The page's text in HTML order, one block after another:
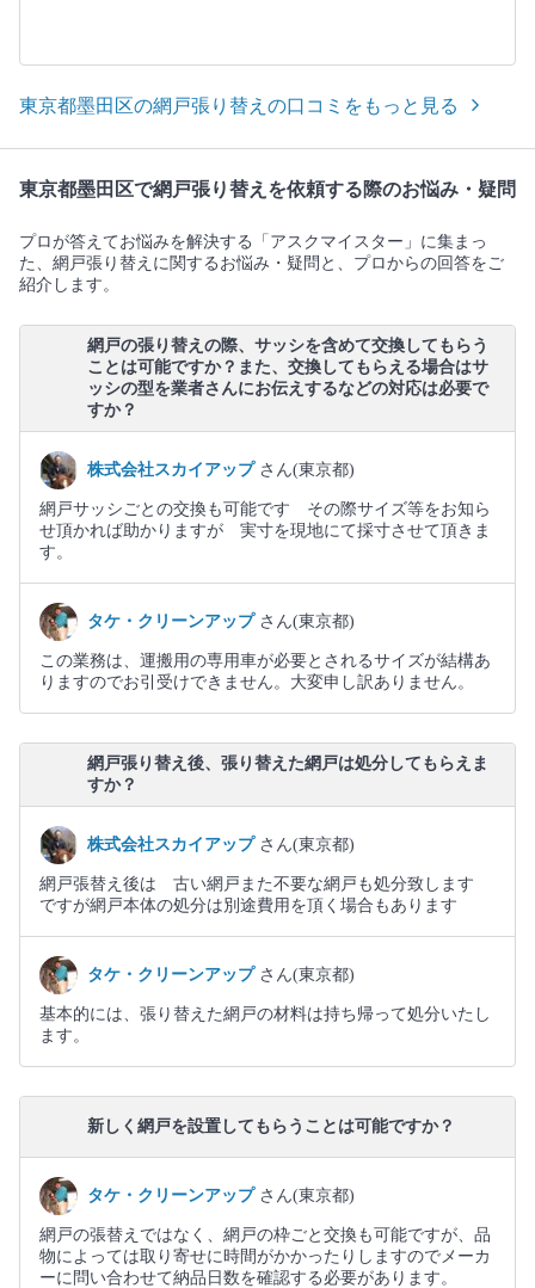
東京都墨田区の網戸張り替えの口コミをもっと見る
東京都墨田区で網戸張り替えを依頼する際のお悩み・疑問
プロが答えてお悩みを解決する「アスクマイスター」に集まっ
た、網戸張り替えに関するお悩み・疑問と、プロからの回答をご
紹介します。
網戸の張り替えの際、サッシを含めて交換してもらう
ことは可能ですか？また、交換してもらえる場合はサ
ッシの型を業者さんにお伝えするなどの対応は必要で
すか？
株式会社スカイアップ さん(東京都)
網戸サッシごとの交換も可能です その際サイズ等をお知ら
せ頂かれば助かりますが 実寸を現地にて採寸させて頂きま
す。
タケ・クリーンアップ さん(東京都)
この業務は、運搬用の専用車が必要とされるサイズが結構あ
りますのでお引受けできません。大変申し訳ありません。
網戸張り替え後、張り替えた網戸は処分してもらえま
すか？
株式会社スカイアップ さん(東京都)
網戸張替え後は 古い網戸また不要な網戸も処分致します
ですが網戸本体の処分は別途費用を頂く場合もあります
タケ・クリーンアップ さん(東京都)
基本的には、張り替えた網戸の材料は持ち帰って処分いたし
ます。
新しく網戸を設置してもらうことは可能ですか？
タケ・クリーンアップ さん(東京都)
網戸の張替えではなく、網戸の枠ごと交換も可能ですが、品
物によっては取り寄せに時間がかかったりしますのでメーカ
ーに問い合わせて納品日数を確認する必要があります。